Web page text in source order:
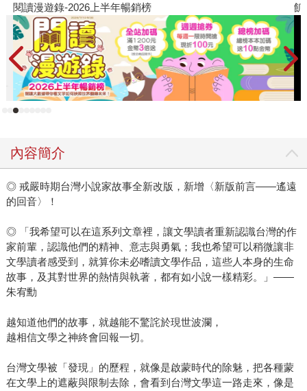
閱讀漫遊錄-2026上半年暢銷榜 飢
內容簡介
◎ 戒嚴時期台灣小說家故事全新改版，新增〈新版前言——遙遠
的回音〉！
◎ 「我希望可以在這系列文章裡，讓文學讀者重新認識台灣的作
家前輩，認識他們的精神、意志與勇氣；我也希望可以稍微讓非
文學讀者感受到，就算你未必嗜讀文學作品，這些人本身的生命
故事，及其對世界的熱情與執著，都有如小說一樣精彩。」——
朱宥勳
越知道他們的故事，就越能不驚詫於現世波瀾，
越相信文學之神終會回報一切。
台灣文學被「發現」的歷程，就像是啟蒙時代的除魅，把各種蒙
在文學上的遮蔽與限制去除，會看到台灣文學這一路走來，像是